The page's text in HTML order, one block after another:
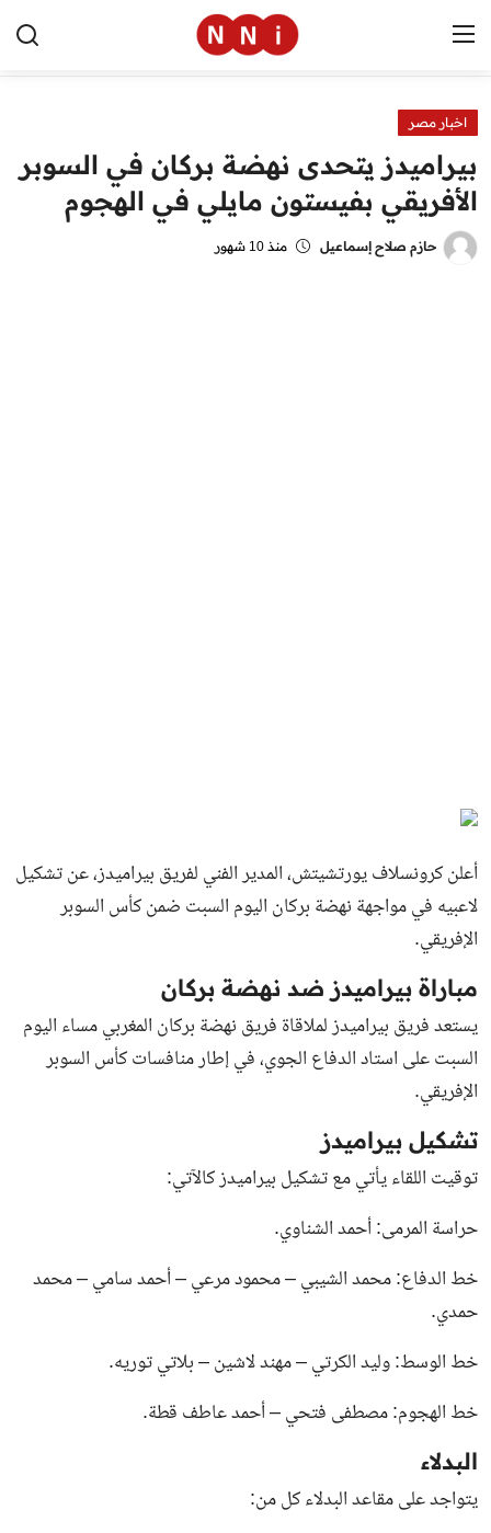
الرئيسية
اخبار مصر
العالم
اخبار مصر
بيراميدز يتحدى نهضة بركان في السوبر
الأفريقي بفيستون مايلي في الهجوم
حازم صلاح إسماعيل منذ 10 شهور
أعلن كرونسلاف يورتشيتش، المدير الفني لفريق بيراميدز، عن تشكيل
لاعبيه في مواجهة نهضة بركان اليوم السبت ضمن كأس السوبر
الإفريقي.
مباراة بيراميدز ضد نهضة بركان
يستعد فريق بيراميدز لملاقاة فريق نهضة بركان المغربي مساء اليوم
السبت على استاد الدفاع الجوي، في إطار منافسات كأس السوبر
الإفريقي.
تشكيل بيراميدز
توقيت اللقاء يأتي مع تشكيل بيراميدز كالآتي:
حراسة المرمى: أحمد الشناوي.
خط الدفاع: محمد الشيبي – محمود مرعي – أحمد سامي – محمد
حمدي.
خط الوسط: وليد الكرتي – مهند لاشين – بلاتي توريه.
خط الهجوم: مصطفى فتحي – أحمد عاطف قطة.
البدلاء
يتواجد على مقاعد البدلاء كل من: